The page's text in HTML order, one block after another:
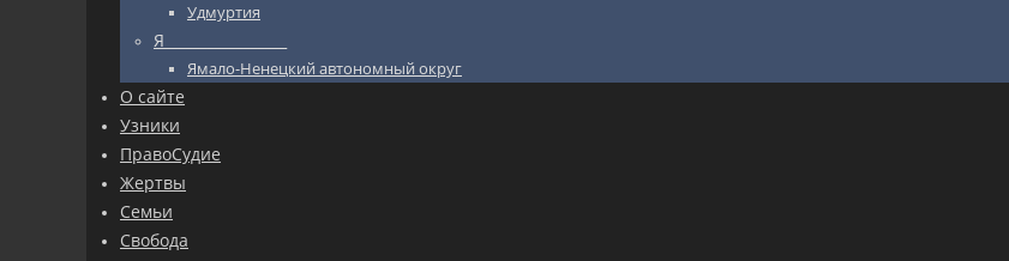
Удмуртия
Я_________________
Ямало-Ненецкий автономный округ
О сайте
Узники
ПравоСудие
Жертвы
Семьи
Свобода